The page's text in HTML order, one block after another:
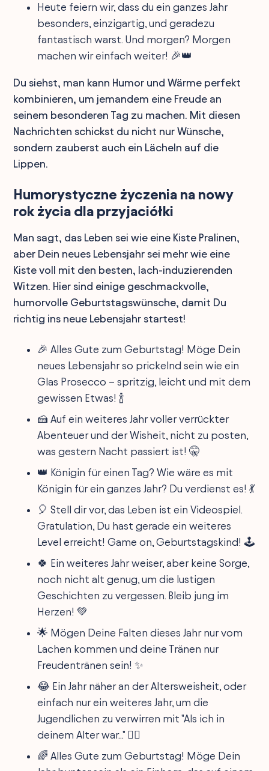
Heute feiern wir, dass du ein ganzes Jahr
besonders, einzigartig, und geradezu
fantastisch warst. Und morgen? Morgen
machen wir einfach weiter! 🎉👑
Du siehst, man kann Humor und Wärme perfekt
kombinieren, um jemandem eine Freude an
seinem besonderen Tag zu machen. Mit diesen
Nachrichten schickst du nicht nur Wünsche,
sondern zauberst auch ein Lächeln auf die
Lippen.
Humorystyczne życzenia na nowy
rok życia dla przyjaciółki
Man sagt, das Leben sei wie eine Kiste Pralinen,
aber Dein neues Lebensjahr sei mehr wie eine
Kiste voll mit den besten, lach-induzierenden
Witzen. Hier sind einige geschmackvolle,
humorvolle Geburtstagswünsche, damit Du
richtig ins neue Lebensjahr startest!
🎉 Alles Gute zum Geburtstag! Möge Dein
neues Lebensjahr so prickelnd sein wie ein
Glas Prosecco – spritzig, leicht und mit dem
gewissen Etwas! 🍾
🍰 Auf ein weiteres Jahr voller verrückter
Abenteuer und der Wisheit, nicht zu posten,
was gestern Nacht passiert ist! 🤫
👑 Königin für einen Tag? Wie wäre es mit
Königin für ein ganzes Jahr? Du verdienst es! 💃
🎈 Stell dir vor, das Leben ist ein Videospiel.
Gratulation, Du hast gerade ein weiteres
Level erreicht! Game on, Geburtstagskind! 🕹️
🍀 Ein weiteres Jahr weiser, aber keine Sorge,
noch nicht alt genug, um die lustigen
Geschichten zu vergessen. Bleib jung im
Herzen! 💚
🌟 Mögen Deine Falten dieses Jahr nur vom
Lachen kommen und deine Tränen nur
Freudentränen sein! ✨
😂 Ein Jahr näher an der Altersweisheit, oder
einfach nur ein weiteres Jahr, um die
Jugendlichen zu verwirren mit "Als ich in
deinem Alter war..." 🤷‍♀️
🌈 Alles Gute zum Geburtstag! Möge Dein